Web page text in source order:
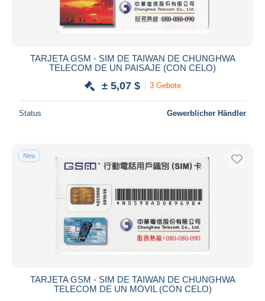
TARJETA GSM - SIM DE TAIWAN DE CHUNGHWA
TELECOM DE UN PAISAJE (CON CELO)
± 5,07 $ 3 Gebote
Status Gewerblicher Händler
Neu
TARJETA GSM - SIM DE TAIWAN DE CHUNGHWA
TELECOM DE UN MOVIL (CON CELO)